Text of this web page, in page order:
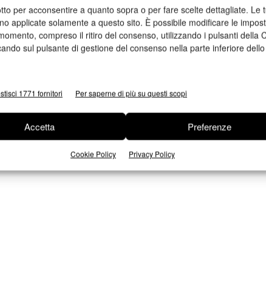
per acconsentire a quanto sopra o per fare scelte dettagliate. Le
applicate solamente a questo sito. È possibile modificare le
compreso il ritiro del consenso, utilizzando i pulsanti della
sul pulsante di gestione del consenso nella parte inferiore dello
1771 fornitori Per saperne di più su questi scopi
Accetta Preferenze
Cookie Policy Privacy Policy
Rottamazione
Kodak promuove
l’aggiornamento tecnologico dei
fronte dell'acquisto di un nuovo CTP Kodak